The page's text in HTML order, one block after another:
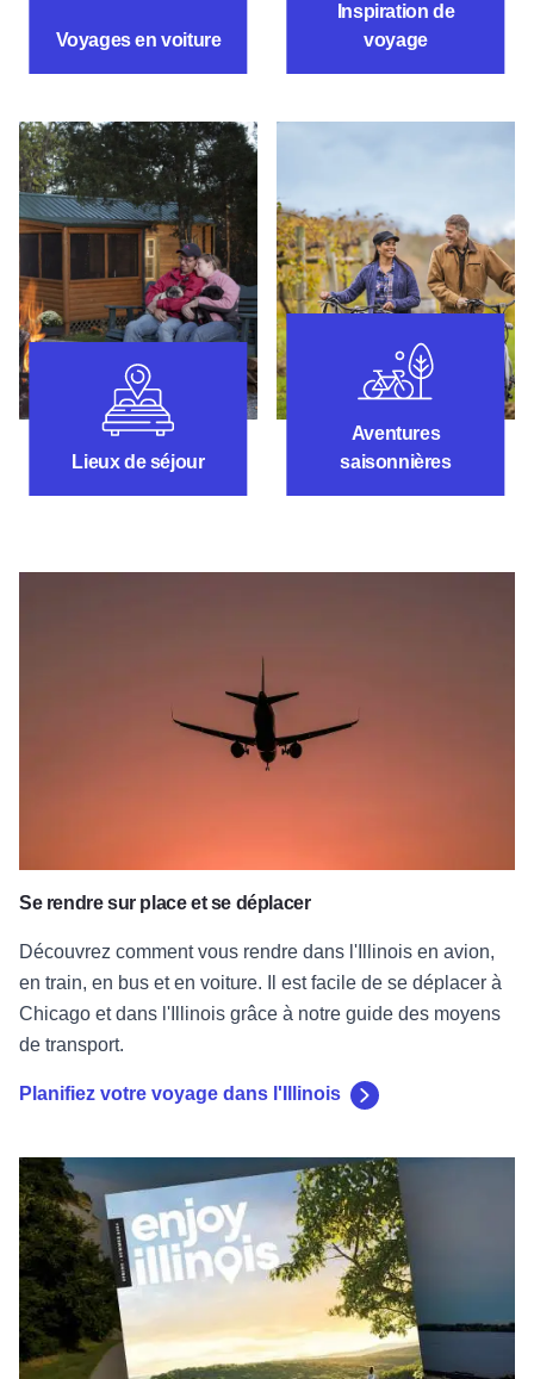
Voyages en voiture
Inspiration de
voyage
Lieux de séjour
Lieux de séjour
Aventures
saisonnières
Aventures
Se rendre sur place et se déplacer
Découvrez comment vous rendre dans l'Illinois en avion,
en train, en bus et en voiture. Il est facile de se déplacer à
Chicago et dans l'Illinois grâce à notre guide des moyens
de transport.
Planifiez votre voyage dans l'Illinois
Cartes et guides touristiques